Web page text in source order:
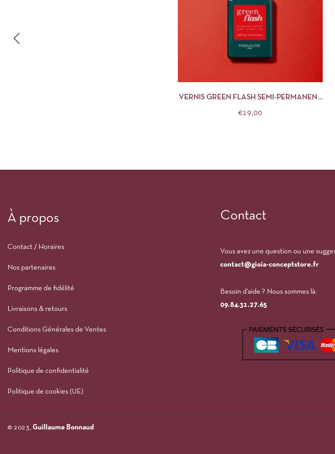
VERNIS GREEN FLASH SEMI-PERMANENT
€19,00
À propos
Contact / Horaires
Nos partenaires
Programme de fidélité
Livraisons & retours
Conditions Générales de Ventes
Mentions légales
Politique de confidentialité
Politique de cookies (UE)
Contact
Vous avez une question ou une
contact@gioia-conceptstore.fr
Besoin d’aide ? Nous sommes là.
09.84.31.27.65
© 2023, Guillaume Bonnaud